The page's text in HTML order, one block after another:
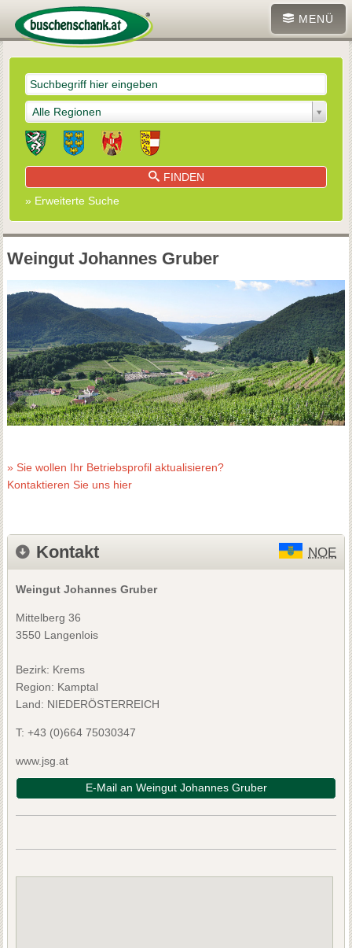
MENÜ
Alle Regionen
FINDEN
» Erweiterte Suche
Weingut Johannes Gruber
» Sie wollen Ihr Betriebsprofil aktualisieren?
Kontaktieren Sie uns hier
Kontakt NOE
Weingut Johannes Gruber
Mittelberg 36
3550 Langenlois
Bezirk: Krems
Region: Kamptal
Land: NIEDERÖSTERREICH
T: +43 (0)664 75030347
www.jsg.at
E-Mail an Weingut Johannes Gruber